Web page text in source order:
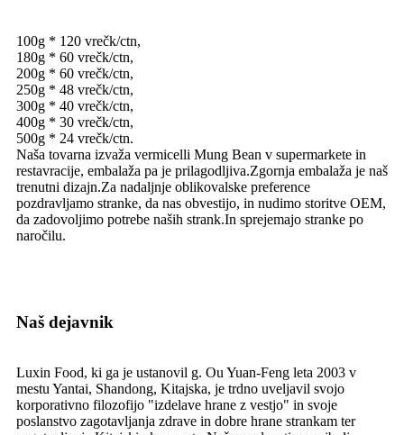
100g * 120 vrečk/ctn,
180g * 60 vrečk/ctn,
200g * 60 vrečk/ctn,
250g * 48 vrečk/ctn,
300g * 40 vrečk/ctn,
400g * 30 vrečk/ctn,
500g * 24 vrečk/ctn.
Naša tovarna izvaža vermicelli Mung Bean v supermarkete in
restavracije, embalaža pa je prilagodljiva.Zgornja embalaža je naš
trenutni dizajn.Za nadaljnje oblikovalske preference
pozdravljamo stranke, da nas obvestijo, in nudimo storitve OEM,
da zadovoljimo potrebe naših strank.In sprejemajo stranke po
naročilu.
Naš dejavnik
Luxin Food, ki ga je ustanovil g. Ou Yuan-Feng leta 2003 v
mestu Yantai, Shandong, Kitajska, je trdno uveljavil svojo
korporativno filozofijo "izdelave hrane z vestjo" in svoje
poslanstvo zagotavljanja zdrave in dobre hrane strankam ter